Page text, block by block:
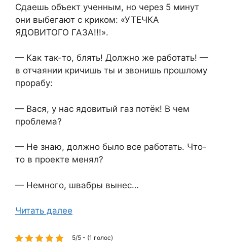
Сдаешь объект ученным, но через 5 минут
они выбегают с криком: «УТЕЧКА
ЯДОВИТОГО ГАЗА!!!».
— Как так-то, блять! Должно же работать! —
в отчаянии кричишь ты и звонишь прошлому
прорабу:
— Вася, у нас ядовитый газ потёк! В чем
проблема?
— Не знаю, должно было все работать. Что-
то в проекте менял?
— Немного, швабры вынес…
Читать далее
5/5 - (1 голос)